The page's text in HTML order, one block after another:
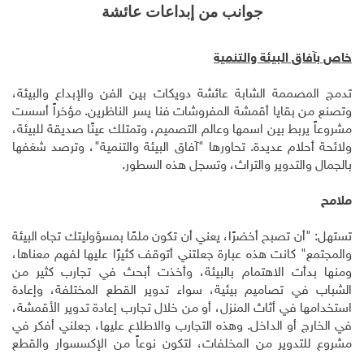
جوانب من إبداعات عائشة
خاص بآفاق البيئة والتنمية
تدمج المصممة الشابة عائشة دويكات بين الفن والإبداع والبيئة،
وتصنع من بقايا أقمشة المفروشات فنا يسر الناظرين. مؤخراً أسست
مشروعاً يربط بين اسمها وعالم التصميم، وتمتلك عينًا صديقة للبيئة،
ولائحة أحلام عديدة. تحاورها "آفاق البيئة والتنمية"، وترصد شغفها
بالجمال والتدوير والتراث، وتسجل هذه السطور.
ملامح
تستهل: "أن تصبح أخضرًا، يعني أن تكون ملمًا بمسؤوليتك تجاه البيئة
والمجتمع" كانت هذه عبارة جعلتني أتوقف كثيرًا عليها لفهم معناها،
ومنها بدأت الاهتمام بالبيئة، وأخذت أبحث في تجارب كثير من
الشباب في تصاميم بيئية، سواء تدوير القطع المختلفة، وإعادة
استخدامها في أثاث المنزل، أو من خلال تجارب إعادة تدوير الأقمشة،
في الخارج أو الداخل. وهذه التجارب والاطلاع عليها، جعلني أفكر في
مشروع للتدوير من المخلفات، لتكون نوعاً من الإكسسوار والقطع